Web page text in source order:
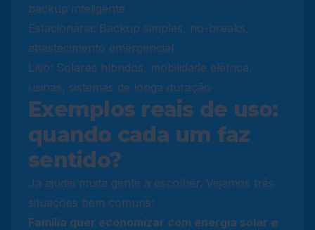
backup inteligente
Estacionária: Backup simples, no-breaks,
abastecimento emergencial
Lítio: Solares híbridos, mobilidade elétrica,
usinas, sistemas de longa duração
Exemplos reais de uso:
quando cada um faz
sentido?
Já ajudei muita gente a escolher. Vejamos três
situações bem comuns:
Família quer economizar com energia solar e